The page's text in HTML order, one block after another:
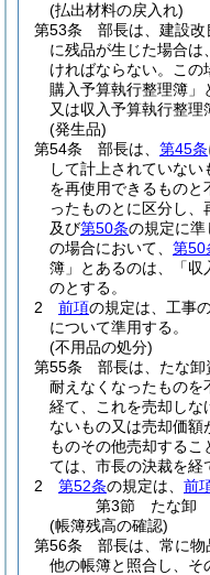
(払出材料の戻入れ)
第53条
部長は、建設
に残品が生じた場合は、
ければならない。
この
購入予算執行整理簿
又は収入予算執行整理
(発生品)
第54条
部長は、 第45条
して計上されていな
を再使用できるものと
ったものとに区分し、
及び第50条の規定に準
の場合において、 第50
簿」とあるのは、「収
のとする。
2
前項の規定は、工事
について準用する。
(不用品の処分)
第55条
部長は、たな
耐えなくなったものを
経て、これを売却しな
ないもの又は売却価
ものその他売却する
ては、市長の決裁を経
2
第52条の規定は、 前
第3節
たな卸
(帳簿残高の確認)
第56条
部長は、常に
他の帳簿と照合し、そ